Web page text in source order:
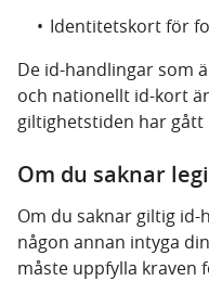
Identitetskort för
De id-handlingar som
och nationellt id-kort
giltighetstiden har
Om du saknar
Om du saknar giltig
någon annan intyga
måste uppfylla kraven